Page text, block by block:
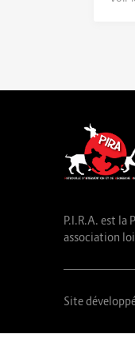
P.I.R.A. est la
association
Site